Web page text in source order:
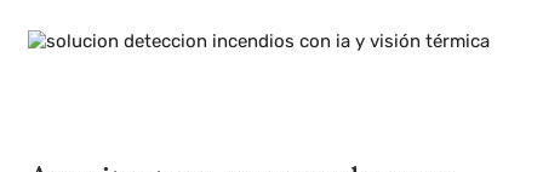
drásticamente las falsas alarmas y actúa de
, antes de que el incidente escale.